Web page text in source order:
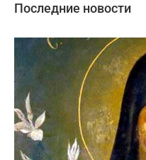
Последние новости